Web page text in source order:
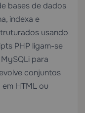
bases de dados
indexa e
usando
PHP ligam-se
para
conjuntos
HTML ou